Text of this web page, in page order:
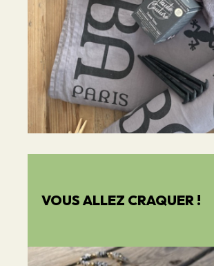
VOUS ALLEZ CRAQUER !